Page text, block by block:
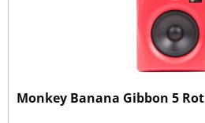
Monkey Banana Gibbon 5 Rot